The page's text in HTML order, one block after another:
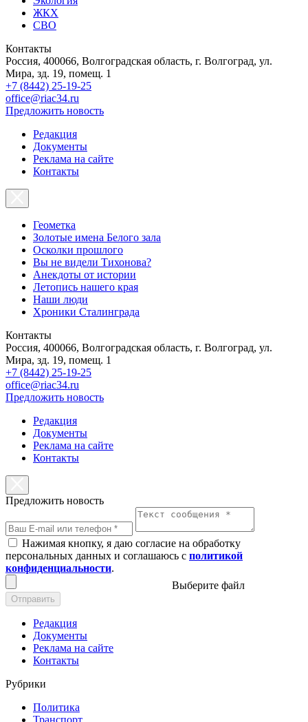
ЖКХ
СВО
Контакты
Россия, 400066, Волгоградская область, г. Волгоград, ул.
Мира, зд. 19, помещ. 1
+7 (8442) 25-19-25
office@riac34.ru
Предложить новость
Редакция
Документы
Реклама на сайте
Контакты
Геометка
Золотые имена Белого зала
Осколки прошлого
Вы не видели Тихонова?
Анекдоты от истории
Летопись нашего края
Наши люди
Хроники Сталинграда
Контакты
Россия, 400066, Волгоградская область, г. Волгоград, ул.
Мира, зд. 19, помещ. 1
+7 (8442) 25-19-25
office@riac34.ru
Предложить новость
Редакция
Документы
Реклама на сайте
Контакты
Предложить новость
Нажимая кнопку, я даю согласие на обработку
персональных данных и соглашаюсь с политикой
конфиденциальности.
Выберите файл
Отправить
Редакция
Документы
Реклама на сайте
Контакты
Рубрики
Политика
Транспорт